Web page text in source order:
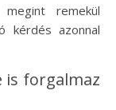
megint remekül
kérdés azonnal
is forgalmaz